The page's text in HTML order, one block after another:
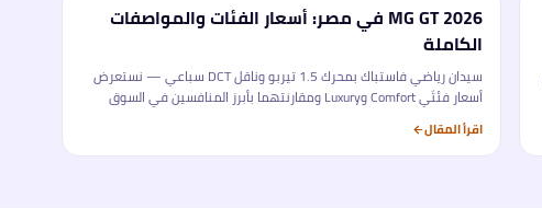
تحليل
MG GT 2026 في مصر: أسعار الفئات والمواصفات
الكاملة
سيدان رياضي فاستباك بمحرك 1.5 تيربو وناقل DCT سباعي — نستعرض
أسعار فئتَي Comfort وLuxury ومقارنتهما بأبرز المنافسين في السوق
المصري.
اقرأ المقال